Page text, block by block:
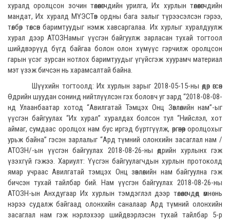
хуралд оролцсон зочин төлөөлөгчдийн урилга, Их хурлын төлөөлөгчдийн
мандат, Их хуралд МҮЭСТөв ордны бага залыг түрээсэлсэн гэрээ,
төлбөр төлсөн баримтуудыг нэмж хавсаргалаа. Их хурлыг хуралдуулж
хурал дээр АТОЗНамыг үүсгэн байгуулж зарласан тухай тогтоол
шийдвэрүүд бүгд байгаа болон олон хүмүүс гэрчилж оролцсон
гарын үсэг зурсан нотлох баримтуудыг үгүйсгэж хуурамч материал
мэт үзэж бичсэн нь харамсалтай байна.
Шүүхийн тогтоолд: Их хурлын зарыг 2018-05-15-ны өдөр өгсөн
Өдрийн шуудан сонинд нийтлүүлсэн гэх боловч уг зард “2018-08-08-
нд Улаанбаатар хотод “Авилгатай Тэмцэх Онц Зөвлөлийн нам”-ыг
үүсгэн байгуулах “Их хурал” хуралдах болсон тул “Нийслэл, хот
аймаг, сумдаас оролцох нам бус иргэд бүртгүүлж, өргөнөөр оролцохыг
урьж байна” гэсэн зарлалыг “Ард түмний олонхийн засаглал нам /
АТОЗН/-ын үүсгэн байгуулах 2018-08-26-ны өдрийн хурлынх гэж
үзэхгүй гэжээ. Хариулт: Үүсгэн байгуулагчдын хурлын протоколд
ямар учраас Авилгатай тэмцэх Онц зөвлөлийн нам байгуулна гэж
бичсэн тухай тайлбар бий. Нам үүсгэн байгуулах 2018-08-26-ны
АТОЗН-ын Анхдугаар Их хурлын тэмдэглэл дээр төлөөлөгчдөд өмнө нь
нэрээ судалж байгаад олонхийн саналаар Ард түмний олонхийн
засаглал нам гэж нэрлэхээр шийдвэрлэсэн тухай тайлбар 5-р